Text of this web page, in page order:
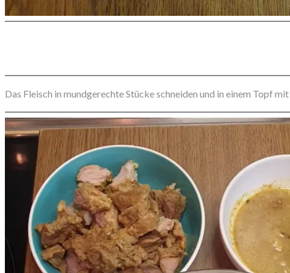
Das Fleisch in mundgerechte Stücke schneiden und in einem Topf